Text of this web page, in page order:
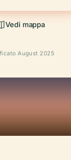
Vedi mappa
August 2025